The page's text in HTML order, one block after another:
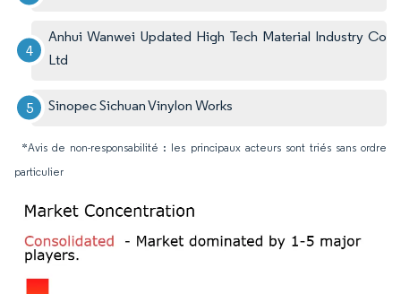
Anhui Wanwei Updated High Tech Material Industry Co
Ltd
Sinopec Sichuan Vinylon Works
*Avis de non-responsabilité : les principaux acteurs sont triés sans ordre
particulier